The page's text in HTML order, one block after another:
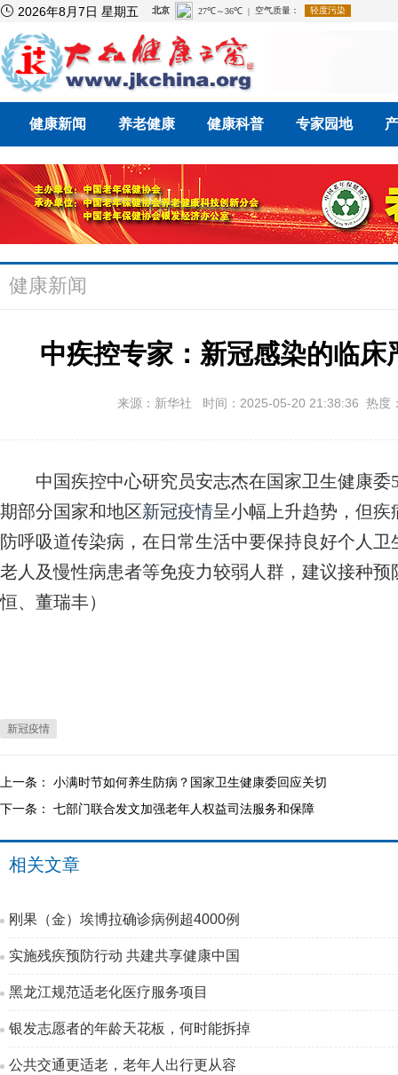
 2026年8月7日 星期五
健康新闻 养老健康 健康科普 专家园地
健康新闻
中疾控专家：新冠感染的临
来源：新华社 时间：2025-05-20 21:38:36 热度
中国疾控中心研究员安志杰在国家卫生健康委
期部分国家和地区新冠疫情呈小幅上升趋势，但
防呼吸道传染病，在日常生活中要保持良好个人
老人及慢性病患者等免疫力较弱人群，建议接种
恒、董瑞丰）
新冠疫情
上一条： 小满时节如何养生防病？国家卫生健康委回应关切
下一条： 七部门联合发文加强老年人权益司法服务和保障
相关文章
刚果（金）埃博拉确诊病例超4000例
实施残疾预防行动 共建共享健康中国
黑龙江规范适老化医疗服务项目
银发志愿者的年龄天花板，何时能拆掉
公共交通更适老，老年人出行更从容